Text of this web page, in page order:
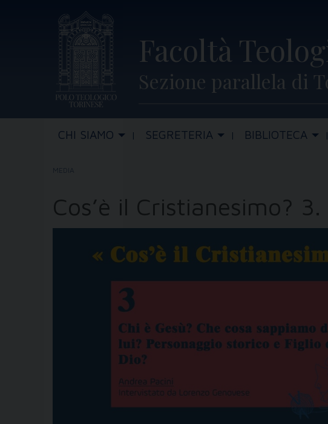
Facoltà
Sezione parallela di
CHI SIAMO SEGRETERIA BIBLIOTECA
MEDIA
Cos’è il Cristianesimo?